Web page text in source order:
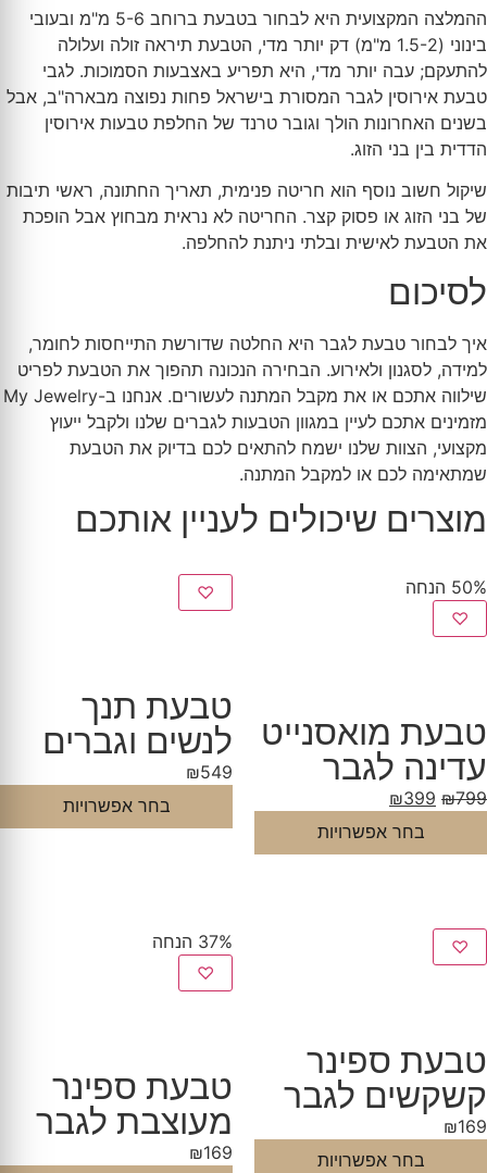
ההמלצה המקצועית היא לבחור בטבעת ברוחב 5-6 מ"מ ובעובי
בינוני (1.5-2 מ"מ) דק יותר מדי, הטבעת תיראה זולה ועלולה
להתעקם; עבה יותר מדי, היא תפריע באצבעות הסמוכות. לגבי
טבעת אירוסין לגבר המסורת בישראל פחות נפוצה מבארה"ב, אבל
בשנים האחרונות הולך וגובר טרנד של החלפת טבעות אירוסין
הדדית בין בני הזוג.
שיקול חשוב נוסף הוא חריטה פנימית, תאריך החתונה, ראשי תיבות
של בני הזוג או פסוק קצר. החריטה לא נראית מבחוץ אבל הופכת
את הטבעת לאישית ובלתי ניתנת להחלפה.
לסיכום
איך לבחור טבעת לגבר היא החלטה שדורשת התייחסות לחומר,
למידה, לסגנון ולאירוע. הבחירה הנכונה תהפוך את הטבעת לפריט
שילווה אתכם או את מקבל המתנה לעשורים. אנחנו ב-My Jewelry
מזמינים אתכם לעיין במגוון הטבעות לגברים שלנו ולקבל ייעוץ
מקצועי, הצוות שלנו ישמח להתאים לכם בדיוק את הטבעת
שמתאימה לכם או למקבל המתנה.
מוצרים שיכולים לעניין אותכם
50% הנחה
♡
טבעת מואסנייט
עדינה לגבר
₪799
₪399
בחר אפשרויות
♡
טבעת תנך
לנשים וגברים
₪549
בחר אפשרויות
♡
טבעת ספינר
קשקשים לגבר
₪169
בחר אפשרויות
37% הנחה
♡
טבעת ספינר
מעוצבת לגבר
₪169